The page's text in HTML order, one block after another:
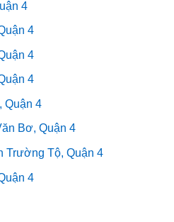
4
4
4
4
Quận 4
Bơ, Quận 4
Tộ, Quận 4
4